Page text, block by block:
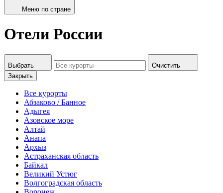
Меню по стране
Отели России
Выбрать
Очистить
Закрыть
Все курорты
Абзаково / Банное
Адыгея
Азовское море
Алтай
Анапа
Архыз
Астраханская область
Байкал
Великий Устюг
Волгоградская область